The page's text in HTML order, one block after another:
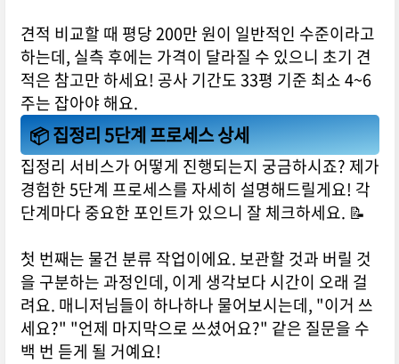
견적 비교할 때 평당 200만 원이 일반적인 수준이라고
하는데, 실측 후에는 가격이 달라질 수 있으니 초기 견
적은 참고만 하세요! 공사 기간도 33평 기준 최소 4~6
주는 잡아야 해요.
📦 집정리 5단계 프로세스 상세
집정리 서비스가 어떻게 진행되는지 궁금하시죠? 제가
경험한 5단계 프로세스를 자세히 설명해드릴게요! 각
단계마다 중요한 포인트가 있으니 잘 체크하세요. 📝
첫 번째는 물건 분류 작업이에요. 보관할 것과 버릴 것
을 구분하는 과정인데, 이게 생각보다 시간이 오래 걸
려요. 매니저님들이 하나하나 물어보시는데, "이거 쓰
세요?" "언제 마지막으로 쓰셨어요?" 같은 질문을 수
백 번 듣게 될 거예요!